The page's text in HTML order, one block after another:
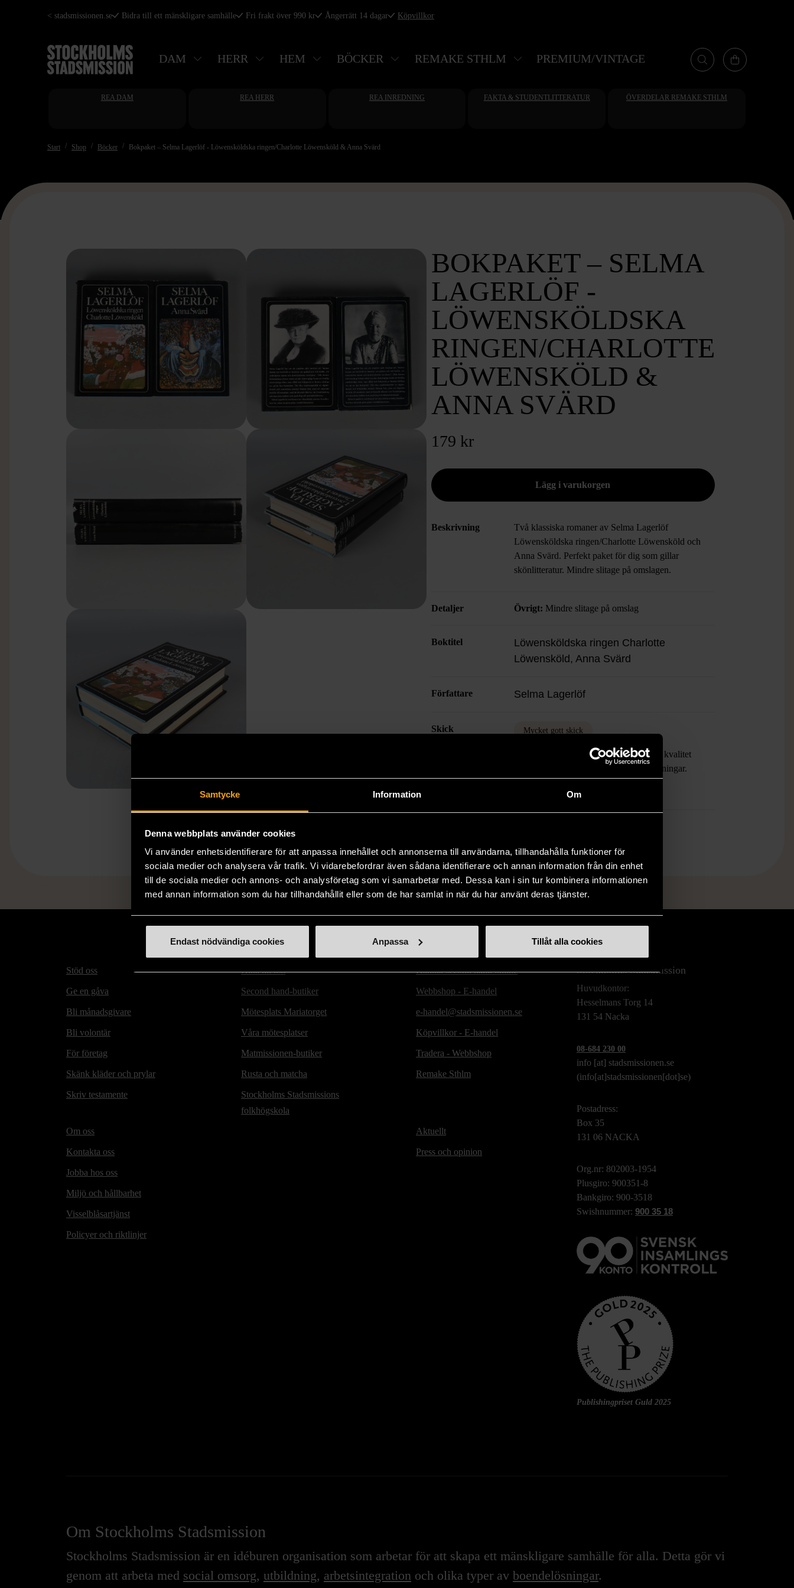
Samtycke Information Om
Denna webbplats använder cookies
Vi använder enhetsidentifierare för att anpassa innehållet och annonserna till användarna, tillhandahålla funktioner för
sociala medier och analysera vår trafik. Vi vidarebefordrar även sådana identifierare och annan information från din enhet
till de sociala medier och annons- och analysföretag som vi samarbetar med. Dessa kan i sin tur kombinera informationen
med annan information som du har tillhandahållit eller som de har samlat in när du har använt deras tjänster.
Endast nödvändiga cookies Anpassa Tillåt alla cookies
Hoppa
huvudinnehåll
< stadsmissionen.se Bidra till ett mänskligare samhälle Fri frakt över 990 kr Ångerrätt 14 dagar Köpvillkor
DAM HERR HEM BÖCKER REMAKE STHLM PREMIUM/VINTAGE
REA DAM REA HERR REA INREDNING FAKTA & STUDENTLITTERATUR ÖVERDELAR REMAKE STHLM
Start Shop Böcker Bokpaket – Selma Lagerlöf - Löwensköldska ringen/Charlotte Löwensköld & Anna Svärd
BOKPAKET – SELMA
LAGERLÖF -
LÖWENSKÖLDSKA
RINGEN/CHARLOTTE
LÖWENSKÖLD &
ANNA SVÄRD
179 kr
Beskrivning
Två klassiska romaner av Selma Lagerlöf
Löwensköldska ringen/Charlotte Löwensköld och
Anna Svärd. Perfekt paket för dig som gillar
skönlitteratur. Mindre slitage på omslagen.
Detaljer Övrigt: Mindre slitage på omslag
Boktitel
Löwensköldska ringen Charlotte
Löwensköld, Anna Svärd
Författare Selma Lagerlöf
Skick Mycket gott skick
Produkten är sparsamt använd, är av fin kvalitet
och ska inte ha några skador eller förslitningar.
Läs mer om hur vi bedömer
Stöd oss
Ge en gåva
Bli månadsgivare
Bli volontär
För företag
Skänk kläder och prylar
Skriv testamente
Hitta till oss
Second hand-butiker
Mötesplats Mariatorget
Våra mötesplatser
Matmissionen-butiker
Rusta och matcha
Stockholms Stadsmissions
folkhögskola
Handla second hand online
Webbshop - E-handel
e-handel@stadsmissionen.se
Köpvillkor - E-handel
Tradera - Webbshop
Remake Sthlm
Om oss
Kontakta oss
Jobba hos oss
Miljö och hållbarhet
Visselblåsartjänst
Policyer och riktlinjer
Aktuellt
Press och opinion
Stockholms Stadsmission
Huvudkontor:
Hesselmans Torg 14
131 54 Nacka
08-684 230 00
info [at] stadsmissionen.se
(info[at]stadsmissionen[dot]se)
Postadress:
Box 35
131 06 NACKA
Org.nr: 802003-1954
Plusgiro: 900351-8
Bankgiro: 900-3518
Swishnummer: 900 35 18
Publishingpriset Guld 2025
Om Stockholms Stadsmission
Stockholms Stadsmission är en idéburen organisation som arbetar för att skapa ett mänskligare samhälle för alla. Detta gör vi
genom att arbeta med social omsorg, utbildning, arbetsintegration och olika typer av boendelösningar.